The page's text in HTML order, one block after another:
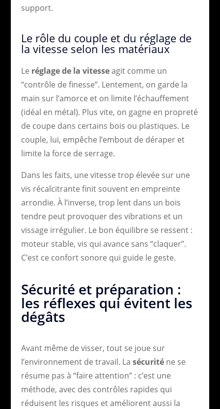
support.
Le rôle du couple et du réglage de
la vitesse selon les matériaux
Le réglage de la vitesseagit comme un
“contrôle de finesse”. Lentement, on garde la
main sur l’amorce et on limite l’échauffement
(idéal en métal). Plus vite, on gagne en propreté
de coupe dans certains bois ou plastiques. Le
couple, lui, empêche l’embout de déraper et
limite la force de serrage.
Dans les faits, une vitesse trop élevée sur une
vis récalcitrante finit souvent en empreinte
arrondie. À l’inverse, trop lent dans un bois
tendre peut provoquer des vibrations et un
vissage irrégulier. Le bon équilibre se ressent :
moteur stable, vis qui avance sans “claquer”.
C’est ce confort sonore qui guide le geste.
Sécurité et préparation :
les réflexes qui évitent les
dégâts
Avant même de visser, tout se joue sur
l’environnement de travail. La sécuriténe se
résume pas à “faire attention” : c’est une
méthode, avec des contrôles rapides qui
réduisent les risques et améliorent aussi la